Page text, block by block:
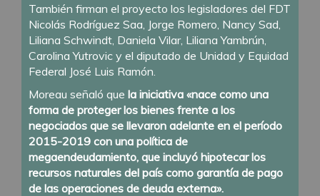
También firman el proyecto los legisladores del FDT
Nicolás Rodríguez Saa, Jorge Romero, Nancy Sad,
Liliana Schwindt, Daniela Vilar, Liliana Yambrún,
Carolina Yutrovic y el diputado de Unidad y Equidad
Federal José Luis Ramón.
Moreau señaló que la iniciativa «nace como una
forma de proteger los bienes frente a los
negociados que se llevaron adelante en el período
2015-2019 con una política de
megaendeudamiento, que incluyó hipotecar los
recursos naturales del país como garantía de pago
de las operaciones de deuda externa».